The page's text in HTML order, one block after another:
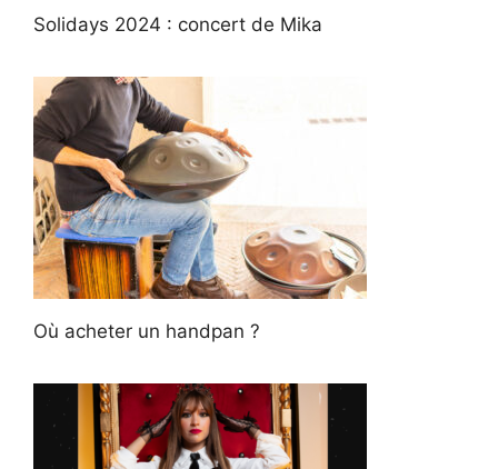
Solidays 2024 : concert de Mika
Où acheter un handpan ?